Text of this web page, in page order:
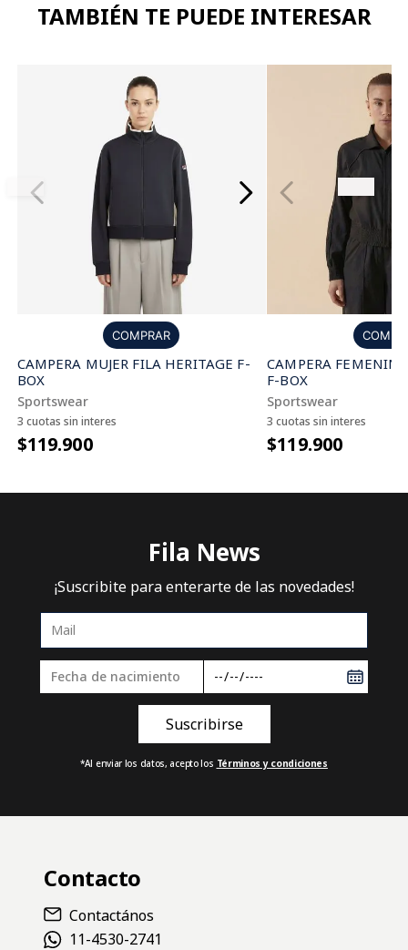
TAMBIÉN TE PUEDE INTERESAR
COMPRAR
CAMPERA MUJER FILA HERITAGE F-
BOX
Sportswear
3 cuotas sin interes
$119.900
CAMPERA
F-BOX
Sportswear
3 cuotas sin interes
$119.900
Fila News
¡Suscribite para enterarte de las novedades!
*Al enviar los datos, acepto los Términos y condiciones
Contacto
Contactános
11-4530-2741